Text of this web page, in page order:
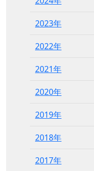
2023年
2022年
2021年
2020年
2019年
2018年
2017年